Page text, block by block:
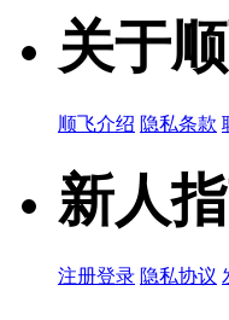
关于
顺飞介绍 隐私条款
新人
注册登录 隐私协议